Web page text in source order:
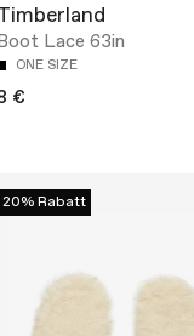
Lace 63in
ONE SIZE
€
20% Rabatt